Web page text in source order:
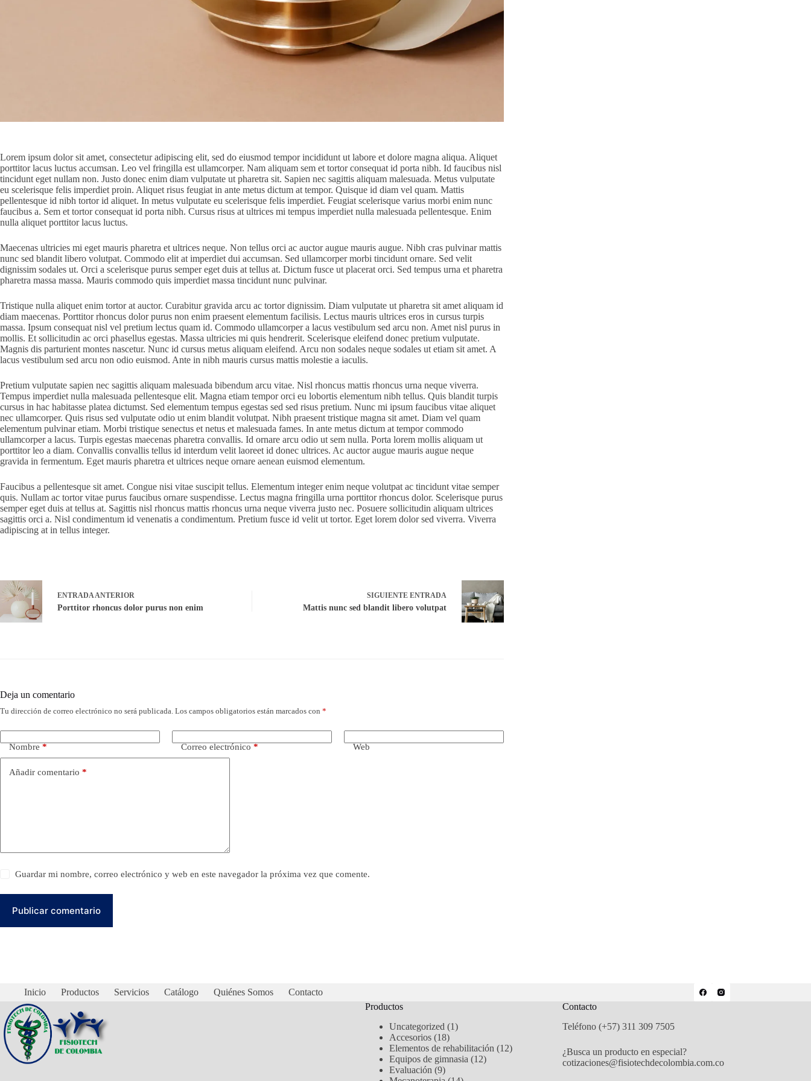
Lorem ipsum dolor sit amet, consectetur adipiscing elit, sed do eiusmod tempor incididunt ut labore et dolore magna aliqua. Aliquet
porttitor lacus luctus accumsan. Leo vel fringilla est ullamcorper. Nam aliquam sem et tortor consequat id porta nibh. Id faucibus nisl
tincidunt eget nullam non. Justo donec enim diam vulputate ut pharetra sit. Sapien nec sagittis aliquam malesuada. Metus vulputate
eu scelerisque felis imperdiet proin. Aliquet risus feugiat in ante metus dictum at tempor. Quisque id diam vel quam. Mattis
pellentesque id nibh tortor id aliquet. In metus vulputate eu scelerisque felis imperdiet. Feugiat scelerisque varius morbi enim nunc
faucibus a. Sem et tortor consequat id porta nibh. Cursus risus at ultrices mi tempus imperdiet nulla malesuada pellentesque. Enim
nulla aliquet porttitor lacus luctus.
Maecenas ultricies mi eget mauris pharetra et ultrices neque. Non tellus orci ac auctor augue mauris augue. Nibh cras pulvinar mattis
nunc sed blandit libero volutpat. Commodo elit at imperdiet dui accumsan. Sed ullamcorper morbi tincidunt ornare. Sed velit
dignissim sodales ut. Orci a scelerisque purus semper eget duis at tellus at. Dictum fusce ut placerat orci. Sed tempus urna et pharetra
pharetra massa massa. Mauris commodo quis imperdiet massa tincidunt nunc pulvinar.
Tristique nulla aliquet enim tortor at auctor. Curabitur gravida arcu ac tortor dignissim. Diam vulputate ut pharetra sit amet aliquam id
diam maecenas. Porttitor rhoncus dolor purus non enim praesent elementum facilisis. Lectus mauris ultrices eros in cursus turpis
massa. Ipsum consequat nisl vel pretium lectus quam id. Commodo ullamcorper a lacus vestibulum sed arcu non. Amet nisl purus in
mollis. Et sollicitudin ac orci phasellus egestas. Massa ultricies mi quis hendrerit. Scelerisque eleifend donec pretium vulputate.
Magnis dis parturient montes nascetur. Nunc id cursus metus aliquam eleifend. Arcu non sodales neque sodales ut etiam sit amet. A
lacus vestibulum sed arcu non odio euismod. Ante in nibh mauris cursus mattis molestie a iaculis.
Pretium vulputate sapien nec sagittis aliquam malesuada bibendum arcu vitae. Nisl rhoncus mattis rhoncus urna neque viverra.
Tempus imperdiet nulla malesuada pellentesque elit. Magna etiam tempor orci eu lobortis elementum nibh tellus. Quis blandit turpis
cursus in hac habitasse platea dictumst. Sed elementum tempus egestas sed sed risus pretium. Nunc mi ipsum faucibus vitae aliquet
nec ullamcorper. Quis risus sed vulputate odio ut enim blandit volutpat. Nibh praesent tristique magna sit amet. Diam vel quam
elementum pulvinar etiam. Morbi tristique senectus et netus et malesuada fames. In ante metus dictum at tempor commodo
ullamcorper a lacus. Turpis egestas maecenas pharetra convallis. Id ornare arcu odio ut sem nulla. Porta lorem mollis aliquam ut
porttitor leo a diam. Convallis convallis tellus id interdum velit laoreet id donec ultrices. Ac auctor augue mauris augue neque
gravida in fermentum. Eget mauris pharetra et ultrices neque ornare aenean euismod elementum.
Faucibus a pellentesque sit amet. Congue nisi vitae suscipit tellus. Elementum integer enim neque volutpat ac tincidunt vitae semper
quis. Nullam ac tortor vitae purus faucibus ornare suspendisse. Lectus magna fringilla urna porttitor rhoncus dolor. Scelerisque purus
semper eget duis at tellus at. Sagittis nisl rhoncus mattis rhoncus urna neque viverra justo nec. Posuere sollicitudin aliquam ultrices
sagittis orci a. Nisl condimentum id venenatis a condimentum. Pretium fusce id velit ut tortor. Eget lorem dolor sed viverra. Viverra
adipiscing at in tellus integer.
ENTRADAANTERIOR
Porttitor rhoncus dolor purus non enim
SIGUIENTE ENTRADA
Mattis nunc sed blandit libero volutpat
Deja un comentario
Tu dirección de correo electrónico no será publicada. Los campos obligatorios están marcados con *
Nombre * Correo electrónico * Web
Añadir comentario *
Guardar mi nombre, correo electrónico y web en este navegador la próxima vez que comente.
Publicar comentario
Inicio Productos Servicios Catálogo Quiénes Somos
Contacto
Productos
Uncategorized 11
Accesorios 1818
productos
Elementos de rehabilitación 1212
Equipos de gimnasia 1212
Evaluación 99
Contacto
Teléfono (+57) 311 309 7505
¿Busca un producto en especial?
cotizaciones@fisiotechdecolombia.com.co